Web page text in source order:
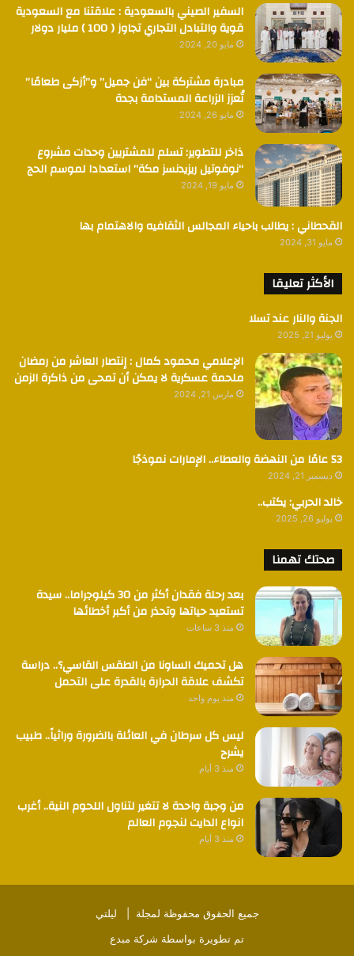
السفير الصيني بالسعودية : علاقتنا مع السعودية
قوية والتبادل التجاري تجاوز ( 100 ) مليار دولار
مايو 20, 2024
مبادرة مشتركة بين “فن جميل” و”أزكى طعامًا”
تُعزز الزراعة المستدامة بجدة
مايو 26, 2024
ذاخر للتطوير: تسلم للمشتريين وحدات مشروع
“نوفوتيل ريزيدنسز مكة” استعدادا لموسم الحج
مايو 19, 2024
القحطاني : يطالب باحياء المجالس الثقافيه والاهتمام بها
مايو 31, 2024
الأكثر تعليقا
الجنة والنار عند تسلا
يوليو 21, 2025
الإعلامي محمود كمال : إنتصار العاشر من رمضان
ملحمة عسكرية لا يمكن أن تمحى من ذاكرة الزمن
مارس 21, 2024
53 عامًا من النهضة والعطاء.. الإمارات نموذجًا
ديسمبر 21, 2024
خالد الحربي: يكتب..
يوليو 26, 2025
صحتك تهمنا
بعد رحلة فقدان أكثر من 30 كيلوجراما.. سيدة
تستعيد حياتها وتحذر من أكبر أخطائها
منذ 3 ساعات
هل تحميك الساونا من الطقس القاسي؟.. دراسة
تكشف علاقة الحرارة بالقدرة على التحمل
منذ يوم واحد
ليس كل سرطان في العائلة بالضرورة وراثياً.. طبيب
يشرح
منذ 3 أيام
من وجبة واحدة لا تتغير لتناول اللحوم النية.. أغرب
انواع الدايت لنجوم العالم
منذ 3 أيام
جميع الحقوق محفوظة لمجلة | ليلتي
تم تطويرة بواسطة شركة مبدع